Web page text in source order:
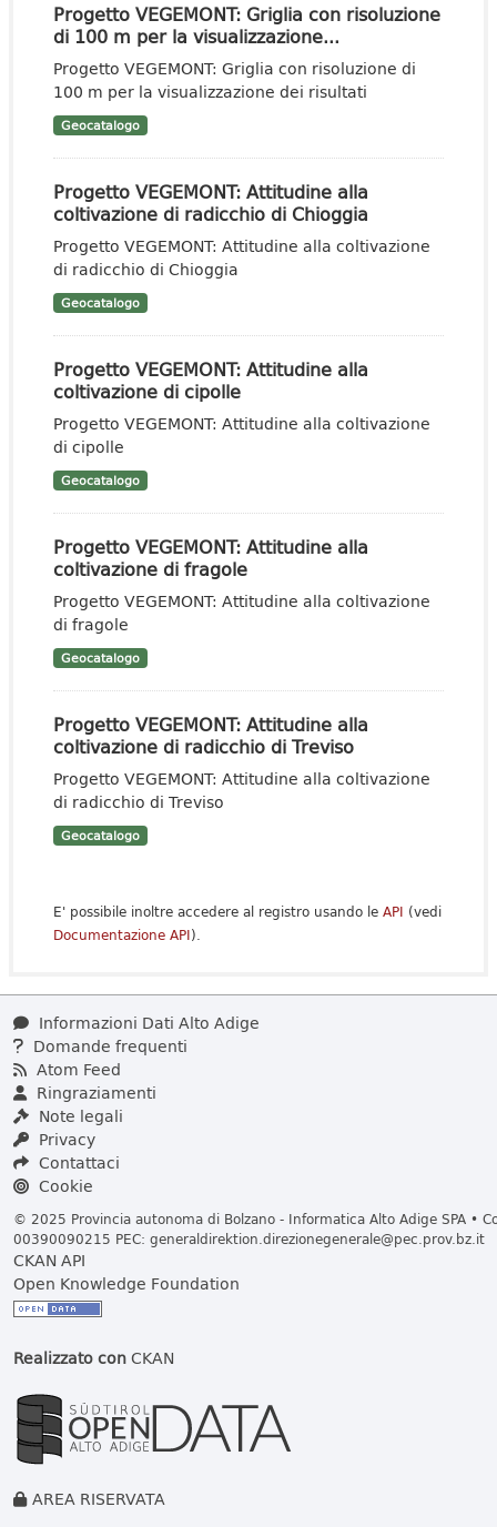
Progetto VEGEMONT: Griglia con risoluzione
di 100 m per la visualizzazione...
Progetto VEGEMONT: Griglia con risoluzione di
100 m per la visualizzazione dei risultati
Geocatalogo
Progetto VEGEMONT: Attitudine alla
coltivazione di radicchio di Chioggia
Progetto VEGEMONT: Attitudine alla coltivazione
di radicchio di Chioggia
Geocatalogo
Progetto VEGEMONT: Attitudine alla
coltivazione di cipolle
Progetto VEGEMONT: Attitudine alla coltivazione
di cipolle
Geocatalogo
Progetto VEGEMONT: Attitudine alla
coltivazione di fragole
Progetto VEGEMONT: Attitudine alla coltivazione
di fragole
Geocatalogo
Progetto VEGEMONT: Attitudine alla
coltivazione di radicchio di Treviso
Progetto VEGEMONT: Attitudine alla coltivazione
di radicchio di Treviso
Geocatalogo
E' possibile inoltre accedere al registro usando le API (vedi
Documentazione API).
Informazioni Dati Alto Adige
Domande frequenti
Atom Feed
Ringraziamenti
Note legali
Privacy
Contattaci
Cookie
© 2025 Provincia autonoma di Bolzano - Informatica Alto Adige SPA •
00390090215 PEC: generaldirektion.direzionegenerale@pec.prov.bz.it
CKAN API
Open Knowledge Foundation
Realizzato conCKAN
AREA RISERVATA